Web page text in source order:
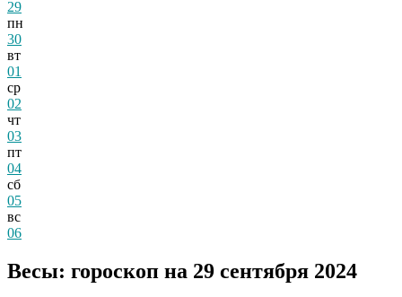
29
пн
30
вт
01
ср
02
чт
03
пт
04
сб
05
вс
06
Весы: гороскоп на 29 сентября 2024